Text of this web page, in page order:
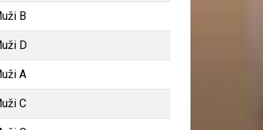
B
D
A
C